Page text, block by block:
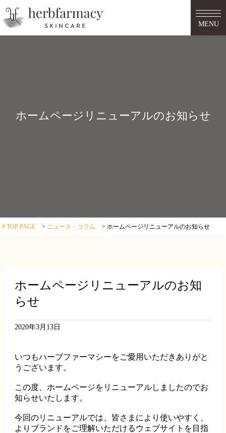
MENU
ホームページリニューアルのお知らせ
# TOP PAGE ニュース・コラム ホームページリニューアルのお知らせ
ホームページリニューアルのお知
らせ
2020年3月13日
いつもハーブファーマシーをご愛用いただきありがと
うございます。
この度、ホームページをリニューアルしましたのでお
知らせいたします。
今回のリニューアルでは、皆さまにより使いやすく、
よりブランドをご理解いただけるウェブサイトを目指